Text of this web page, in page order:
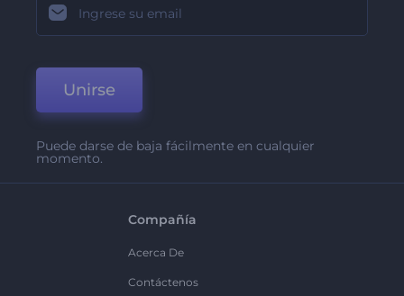
Unirse
Puede darse de baja fácilmente en cualquier
momento.
Compañía
Acerca De
Contáctenos